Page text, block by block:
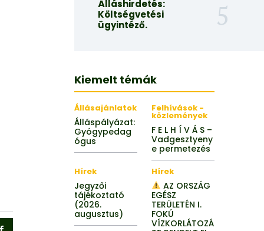
Álláshirdetés:
Költségvetési
ügyintéző.
Kiemelt témák
Állásajánlatok
Álláspályázat:
Gyógypedag
ógus
Felhívások -
közlemények
F E L H Í V Á S –
Vadgesztyeny
e permetezés
Hírek
Jegyzői
tájékoztató
(2026.
augusztus)
Hírek
AZ ORSZÁG
EGÉSZ
TERÜLETÉN I.
FOKÚ
VÍZKORLÁTOZÁ